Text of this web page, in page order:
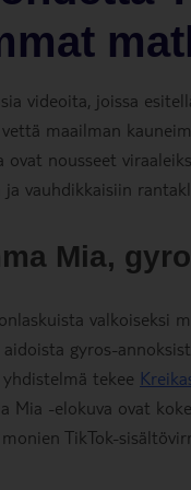
videoita, joissa
maailman
nousseet
vauhdikkaisiin
Mia,
valkoiseksi
gyros-
tekee
Mia -elokuva ovat
TikTok-